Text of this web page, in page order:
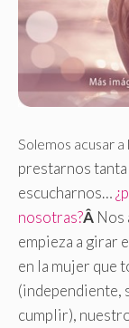
Solemos acusar
prestarnos
escucharnos…
nosotras?Â Nos
empieza a girar
en la mujer que
(independiente,
cumplir),